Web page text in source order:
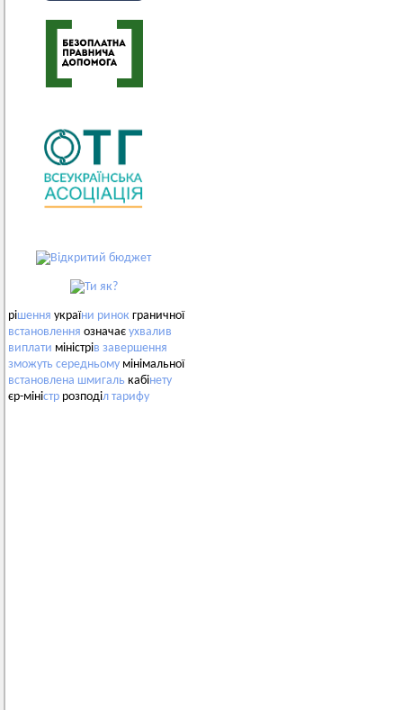
рішення україни ринок граничної
встановлення означає ухвалив
виплати міністрів завершення
зможуть середньому мінімальної
встановлена шмигаль кабінету
єр-міністр розподіл тарифу